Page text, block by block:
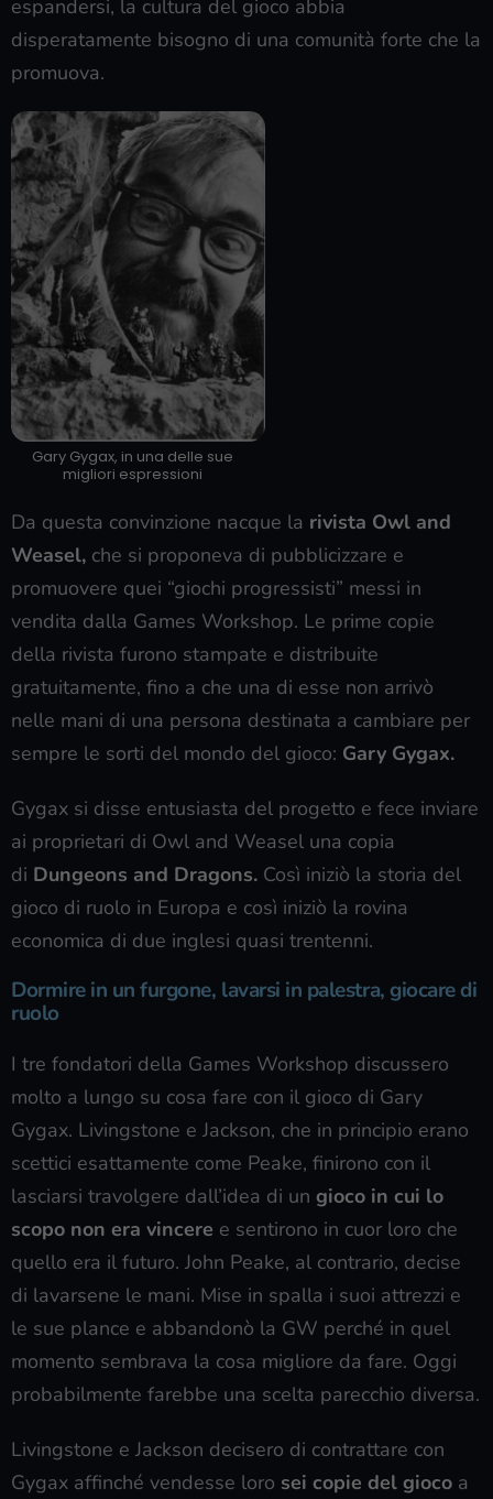
espandersi, la cultura del gioco abbia
disperatamente bisogno di una comunità forte che la
promuova.
Gary Gygax, in una delle sue
migliori espressioni
Da questa convinzione nacque la rivista Owl and
Weasel, che si proponeva di pubblicizzare e
promuovere quei “giochi progressisti” messi in
vendita dalla Games Workshop. Le prime copie
della rivista furono stampate e distribuite
gratuitamente, fino a che una di esse non arrivò
nelle mani di una persona destinata a cambiare per
sempre le sorti del mondo del gioco: Gary Gygax.
Gygax si disse entusiasta del progetto e fece inviare
ai proprietari di Owl and Weasel una copia
di Dungeons and Dragons. Così iniziò la storia del
gioco di ruolo in Europa e così iniziò la rovina
economica di due inglesi quasi trentenni.
Dormire in un furgone, lavarsi in palestra, giocare di
ruolo
I tre fondatori della Games Workshop discussero
molto a lungo su cosa fare con il gioco di Gary
Gygax. Livingstone e Jackson, che in principio erano
scettici esattamente come Peake, finirono con il
lasciarsi travolgere dall’idea di un gioco in cui lo
scopo non era vincere e sentirono in cuor loro che
quello era il futuro. John Peake, al contrario, decise
di lavarsene le mani. Mise in spalla i suoi attrezzi e
le sue plance e abbandonò la GW perché in quel
momento sembrava la cosa migliore da fare. Oggi
probabilmente farebbe una scelta parecchio diversa.
Livingstone e Jackson decisero di contrattare con
Gygax affinché vendesse loro sei copie del gioco a